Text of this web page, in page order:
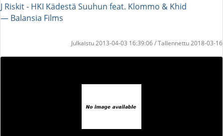
J Riskit - HKI Kädestä Suuhun feat. Klommo & Khid
― Balansia Films
Julkaistu 2013-04-03 16:39:06 / Tallennettu 2018-03-16